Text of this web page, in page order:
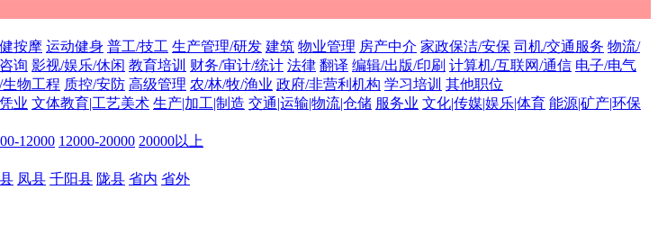
按摩 运动健身 普工/技工 生产管理/研发 建筑 物业管理 房产中介 家政保洁/安保 司机/交通服务 物流/
询 影视/娱乐/休闲 教育培训 财务/审计/统计 法律 翻译 编辑/出版/印刷 计算机/互联网/通信 电子/电气
物工程 质控/安防 高级管理 农/林/牧/渔业 政府/非营利机构 学习培训 其他职位
业 文体教育|工艺美术 生产|加工|制造 交通|运输|物流|仓储 服务业 文化|传媒|娱乐|体育 能源|矿产|环保
12000 12000-20000 20000以上
凤县 千阳县 陇县 省内 省外